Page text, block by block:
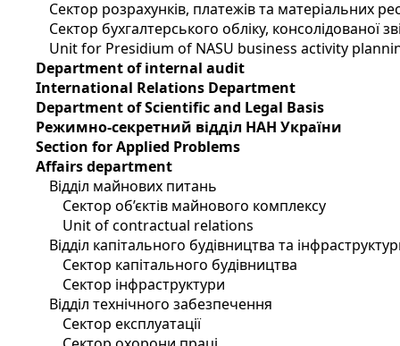
Сектор розрахунків, платежів та матеріальних
Сектор бухгалтерського обліку, консолідованої
Unit for Presidium of NASU business activity
Department of internal audit
International Relations Department
Department of Scientific and Legal Basis
Режимно-секретний відділ НАН України
Section for Applied Problems
Affairs department
Відділ майнових питань
Сектор об’єктів майнового комплексу
Unit of contractual relations
Відділ капітального будівництва та
Сектор капітального будівництва
Сектор інфраструктури
Відділ технічного забезпечення
Сектор експлуатації